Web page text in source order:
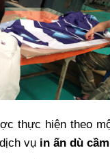
thực hiện theo
vụ in ấn dù